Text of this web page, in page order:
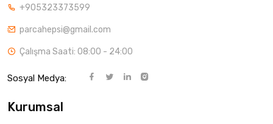
+905323373599
parcahepsi@gmail.com
Çalışma Saati: 08:00 - 24:00
Sosyal Medya:
Kurumsal